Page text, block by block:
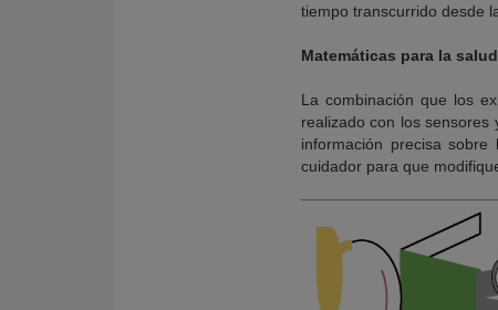
tiempo transcurrido desde
Matemáticas para la salud
La combinación que los
realizado con los
información precisa
cuidador para que